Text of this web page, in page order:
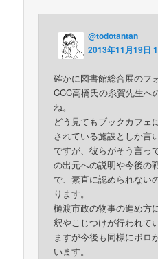
@todotantan
2013年11月19日
確かに図書館総合展のフ
CCC高橋氏の糸賀先生へ
ね。
どう見てもブックカフェ
されている施設としか言
ですが、彼らがそう言っ
の出元への説明や今後の
で、素直に認められない
ります。
樋渡市政の物事の進め方
釈やこじつけが行われて
ますが今後も同様にボロ
います。